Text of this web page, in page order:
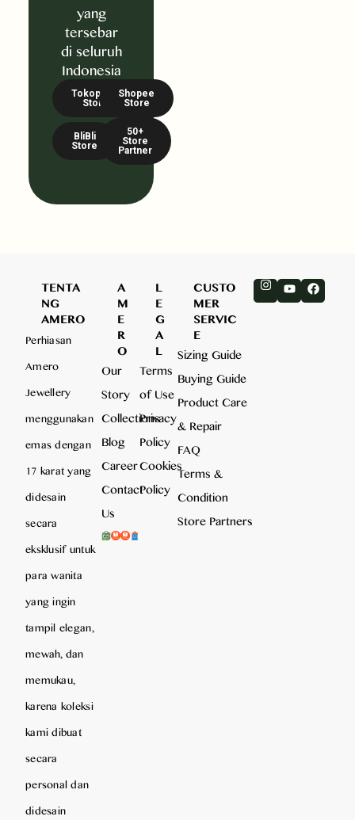
yang
tersebar
di seluruh
Indonesia
BliBli
Store
50+
Store
Partner
Tokopedia
Store
Shopee
Store
TENTA
NG
AMERO
Perhiasan
Amero
Jewellery
menggunakan
emas dengan
17 karat yang
didesain
secara
eksklusif untuk
para wanita
yang ingin
tampil elegan,
mewah, dan
memukau,
karena koleksi
kami dibuat
secara
personal dan
didesain
A
M
E
R
O
Our
Story
Collections
Blog
Career
Contact
Us
L
E
G
A
L
Terms
of Use
Privacy
Policy
Cookies
Policy
CUSTO
MER
SERVIC
E
Sizing Guide
Buying Guide
Product Care
& Repair
FAQ
Terms &
Condition
Store Partners